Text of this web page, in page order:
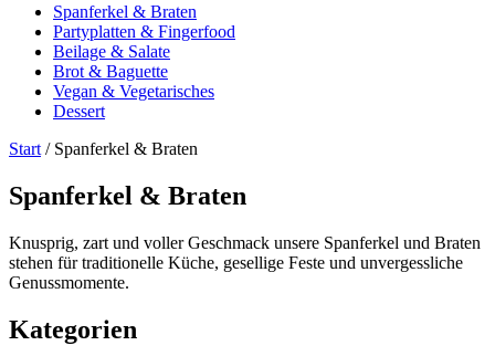
Spanferkel & Braten
Partyplatten & Fingerfood
Beilage & Salate
Brot & Baguette
Vegan & Vegetarisches
Dessert
Start / Spanferkel & Braten
Spanferkel & Braten
Knusprig, zart und voller Geschmack unsere Spanferkel und Braten
stehen für traditionelle Küche, gesellige Feste und unvergessliche
Genussmomente.
Kategorien